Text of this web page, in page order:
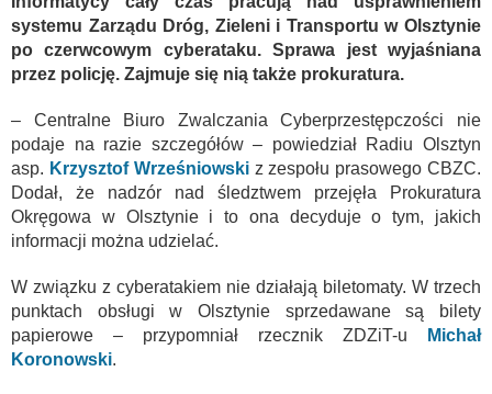
systemu Zarządu Dróg, Zieleni i Transportu w Olsztynie
po czerwcowym cyberataku. Sprawa jest wyjaśniana
przez policję. Zajmuje się nią także prokuratura.
– Centralne Biuro Zwalczania Cyberprzestępczości nie
podaje na razie szczegółów – powiedział Radiu Olsztyn
asp. Krzysztof Wrześniowskiz zespołu prasowego CBZC.
Dodał, że nadzór nad śledztwem przejęła Prokuratura
Okręgowa w Olsztynie i to ona decyduje o tym, jakich
informacji można udzielać.
W związku z cyberatakiem nie działają biletomaty. W trzech
punktach obsługi w Olsztynie sprzedawane są bilety
papierowe – przypomniał rzecznik ZDZiT-u
Michał
Koronowski.